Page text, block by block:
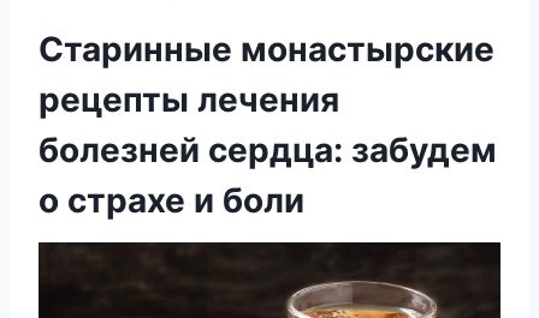
Старинные монастырские
рецепты лечения
болезней сердца: забудем
о страхе и боли